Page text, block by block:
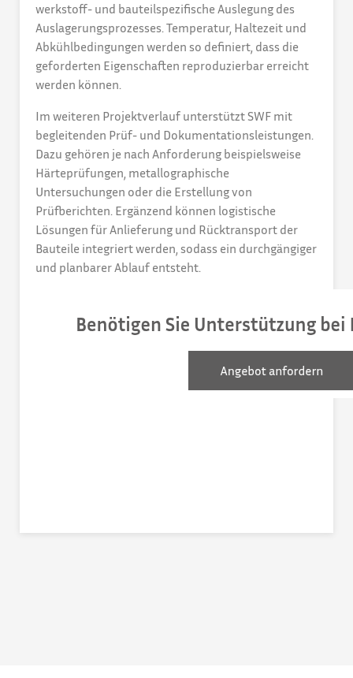
werkstoff- und bauteilspezifische Auslegung des
Auslagerungsprozesses. Temperatur, Haltezeit und
Abkühlbedingungen werden so definiert, dass die
geforderten Eigenschaften reproduzierbar erreicht
werden können.
Im weiteren Projektverlauf unterstützt SWF mit
begleitenden Prüf- und Dokumentationsleistungen.
Dazu gehören je nach Anforderung beispielsweise
Härteprüfungen, metallographische
Untersuchungen oder die Erstellung von
Prüfberichten. Ergänzend können logistische
Lösungen für Anlieferung und Rücktransport der
Bauteile integriert werden, sodass ein durchgängiger
und planbarer Ablauf entsteht.